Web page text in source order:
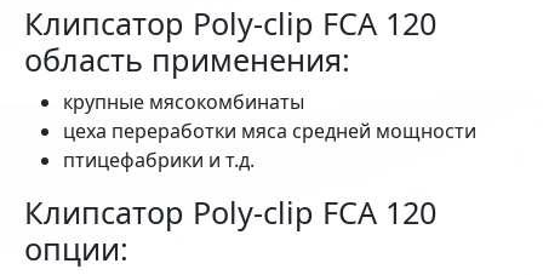
Клипсатор Poly-clip FCA 120
область применения:
крупные мясокомбинаты
цеха переработки мяса средней мощности
птицефабрики и т.д.
Клипсатор Poly-clip FCA 120
опции: